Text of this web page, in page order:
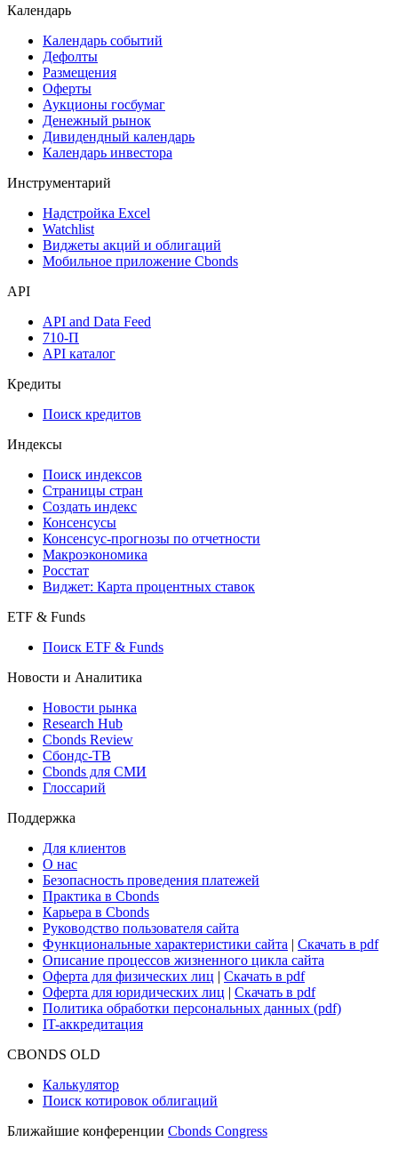
Календарь
Календарь событий
Дефолты
Размещения
Оферты
Аукционы госбумаг
Денежный рынок
Дивидендный календарь
Календарь инвестора
Инструментарий
Надстройка Excel
Watchlist
Виджеты акций и облигаций
Мобильное приложение Cbonds
API
API and Data Feed
710-П
API каталог
Кредиты
Поиск кредитов
Индексы
Поиск индексов
Страницы стран
Создать индекс
Консенсусы
Консенсус-прогнозы по отчетности
Макроэкономика
Росстат
Виджет: Карта процентных ставок
ETF & Funds
Поиск ETF & Funds
Новости и Аналитика
Новости рынка
Research Hub
Cbonds Review
Сбондс-ТВ
Cbonds для СМИ
Глоссарий
Поддержка
Для клиентов
О нас
Безопасность проведения платежей
Практика в Cbonds
Карьера в Cbonds
Руководство пользователя сайта
Функциональные характеристики сайта | Скачать в pdf
Описание процессов жизненного цикла сайта
Оферта для физических лиц | Скачать в pdf
Оферта для юридических лиц | Скачать в pdf
Политика обработки персональных данных (pdf)
IT-аккредитация
CBONDS OLD
Калькулятор
Поиск котировок облигаций
Ближайшие конференции Cbonds Congress